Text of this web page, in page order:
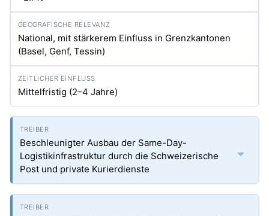
National, mit stärkerem Einfluss in Grenzkantonen
(Basel, Genf, Tessin)
Mittelfristig (2–4 Jahre)
Beschleunigter Ausbau der Same-Day-
Logistikinfrastruktur durch die Schweizerische
Post und private Kurierdienste